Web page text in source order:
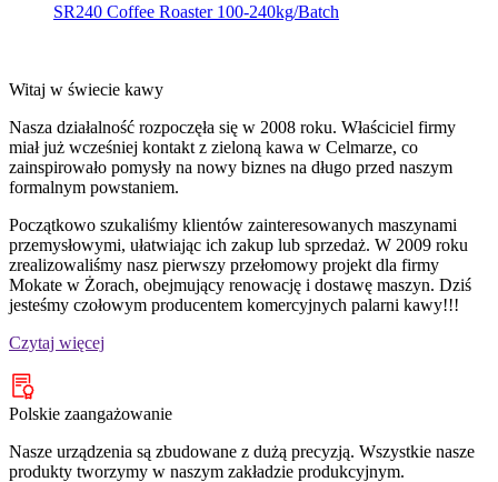
SR240 Coffee Roaster 100-240kg/Batch
Witaj w świecie kawy
Nasza działalność rozpoczęła się w 2008 roku. Właściciel firmy
miał już wcześniej kontakt z zieloną kawa w Celmarze, co
zainspirowało pomysły na nowy biznes na długo przed naszym
formalnym powstaniem.
Początkowo szukaliśmy klientów zainteresowanych maszynami
przemysłowymi, ułatwiając ich zakup lub sprzedaż. W 2009 roku
zrealizowaliśmy nasz pierwszy przełomowy projekt dla firmy
Mokate w Żorach, obejmujący renowację i dostawę maszyn. Dziś
jesteśmy czołowym producentem komercyjnych palarni kawy!!!
Czytaj więcej
Polskie zaangażowanie
Nasze urządzenia są zbudowane z dużą precyzją. Wszystkie nasze
produkty tworzymy w naszym zakładzie produkcyjnym.